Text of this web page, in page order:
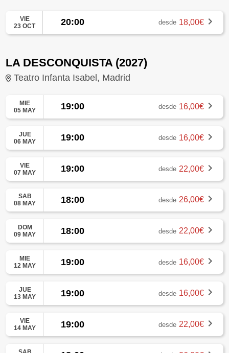
VIE
23 OCT
20:00 desde 18,00€
LA DESCONQUISTA (2027)
Teatro Infanta Isabel, Madrid
MIE
05 MAY
19:00 desde 16,00€
JUE
06 MAY
19:00 desde 16,00€
VIE
07 MAY
19:00 desde 22,00€
SAB
08 MAY
18:00 desde 26,00€
DOM
09 MAY
18:00 desde 22,00€
MIE
12 MAY
19:00 desde 16,00€
JUE
13 MAY
19:00 desde 16,00€
VIE
14 MAY
19:00 desde 22,00€